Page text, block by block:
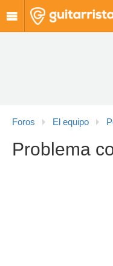
Foros El equipo
Problema